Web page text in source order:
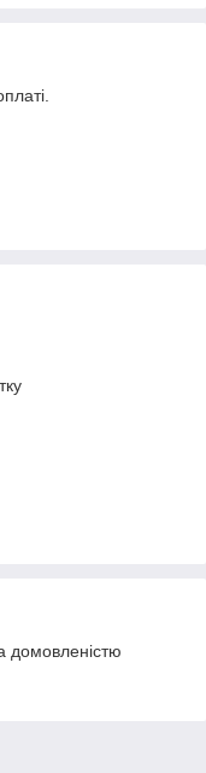
домовленістю